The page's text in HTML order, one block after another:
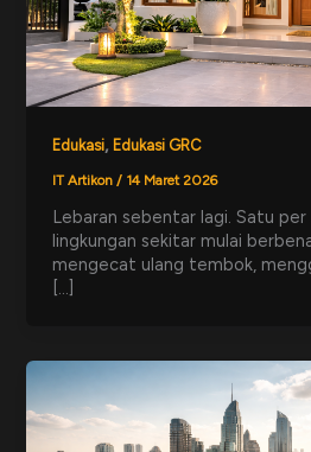
Edukasi,Edukasi GRC
IT Artikon/ 14 Maret 2026
Lebaran sebentar lagi. Satu
lingkungan sekitar mulai
mengecat ulang tembok,
[…]